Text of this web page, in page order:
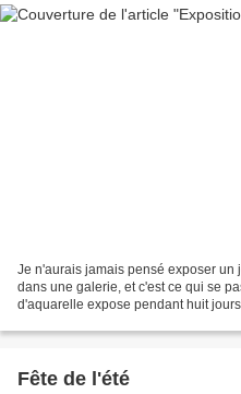
Je n'aurais jamais pensé exposer
dans une galerie, et c'est ce qui se
d'aquarelle expose pendant huit
Fête de l'été